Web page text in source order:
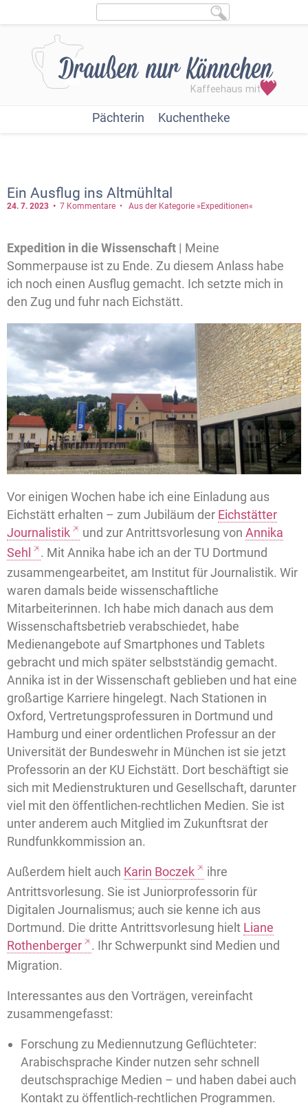
Pächterin Kuchentheke
Ein Ausflug ins Altmühltal
24. 7. 2023 7 Kommentare Aus der Kategorie »Expeditionen«
Expedition in die Wissenschaft | Meine
Sommerpause ist zu Ende. Zu diesem Anlass habe
ich noch einen Ausflug gemacht. Ich setzte mich in
den Zug und fuhr nach Eichstätt.
Vor einigen Wochen habe ich eine Einladung aus
Eichstätt erhalten – zum Jubiläum der Eichstätter
Journalistik
und zur Antrittsvorlesung von Annika
Sehl
. Mit Annika habe ich an der TU Dortmund
zusammengearbeitet, am Institut für Journalistik. Wir
waren damals beide wissenschaftliche
Mitarbeiterinnen. Ich habe mich danach aus dem
Wissenschaftsbetrieb verabschiedet, habe
Medienangebote auf Smartphones und Tablets
gebracht und mich später selbstständig gemacht.
Annika ist in der Wissenschaft geblieben und hat eine
großartige Karriere hingelegt. Nach Stationen in
Oxford, Vertretungsprofessuren in Dortmund und
Hamburg und einer ordentlichen Professur an der
Universität der Bundeswehr in München ist sie jetzt
Professorin an der KU Eichstätt. Dort beschäftigt sie
sich mit Medienstrukturen und Gesellschaft, darunter
viel mit den öffentlichen-rechtlichen Medien. Sie ist
unter anderem auch Mitglied im Zukunftsrat der
Rundfunkkommission an.
Außerdem hielt auch Karin Boczek
ihre
Antrittsvorlesung. Sie ist Juniorprofessorin für
Digitalen Journalismus; auch sie kenne ich aus
Dortmund. Die dritte Antrittsvorlesung hielt Liane
Rothenberger
. Ihr Schwerpunkt sind Medien und
Migration.
Interessantes aus den Vorträgen, vereinfacht
zusammengefasst:
Forschung zu Mediennutzung Geflüchteter:
Arabischsprache Kinder nutzen sehr schnell
deutschsprachige Medien – und haben dabei auch
Kontakt zu öffentlich-rechtlichen Programmen.